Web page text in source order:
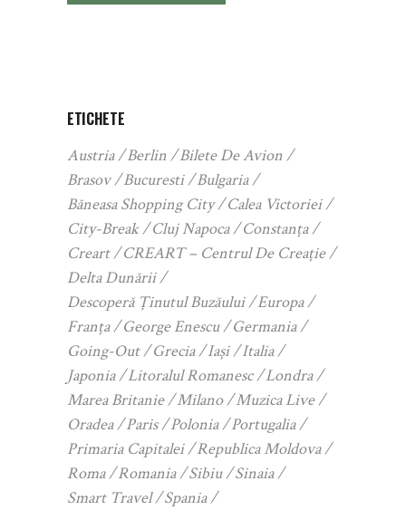
ETICHETE
Austria Berlin
Bilete De Avion
Brasov
Bucuresti
Bulgaria
Băneasa Shopping City
Calea Victoriei
City-Break
Cluj Napoca
Constanța
Creart
CREART – Centrul De Creație
Delta Dunării
Descoperă Ținutul Buzăului
Europa
Franța
George Enescu
Germania
Going-Out
Grecia Iași
Italia
Japonia
Litoralul Romanesc
Londra
Marea Britanie
Milano
Muzica Live
Oradea
Paris Polonia
Portugalia
Primaria Capitalei
Republica Moldova
Roma
Romania Sibiu
Sinaia
Smart Travel
Spania